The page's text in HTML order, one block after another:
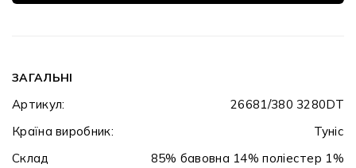
ЗАГАЛЬНІ
Артикул:
26681/380 3280DT
Країна виробник:
Туніс
Склад
85% бавовна 14% поліестер 1%